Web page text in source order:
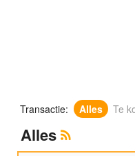
Transactie: Alles Te
Alles